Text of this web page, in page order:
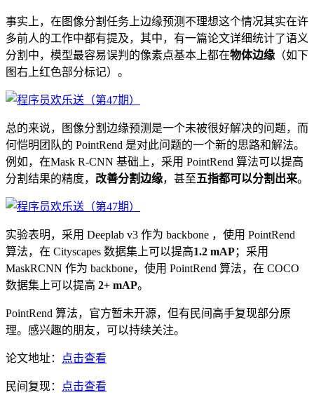
事实上，在图像分割任务上边缘预测不理想这个情况其实在许
多前人的工作中都有提及，其中，有一篇论文详细统计了语义
分割中，模型最容易误判的像素点基本上都在物体边缘 （如下
图右上红色部分标记）。
总的来说，图像分割边缘预测是一个未被很好解决的问题，而
何恺明团队的 PointRend 是对此问题的一个新的思路和解法。
例如，在Mask R-CNN 基础上，采用 PointRend 算法可以提高
分割结果的精度， 改善分割边缘，甚至五指都可以分割出来。
实验表明，采用 Deeplab v3 作为 backbone ，使用 PointRend
算法，在 Cityscapes 数据集上可以提高1.2 mAP；采用
MaskRCNN 作为 backbone，使用 PointRend 算法，在 COCO
数据集上可以提高 2+ mAP。
PointRend 算法，官方暂未开源，但有民间高手复现部分原
理。感兴趣的朋友，可以持续关注。
论文地址： 点击查看
民间复现： 点击查看